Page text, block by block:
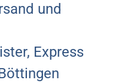
und
Express